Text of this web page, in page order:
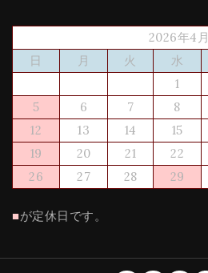
2026年4月
日
月 火 水
1
5
6 7 8
12
13 14 15
19
20 21 22
26
27 28 29
■が定休日です。